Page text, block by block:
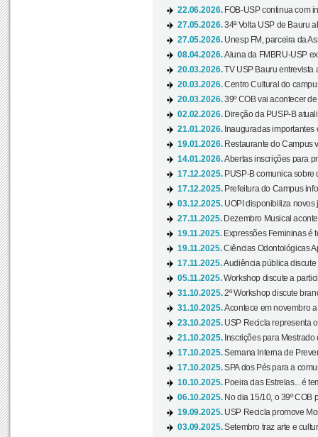
22.06.2026. FOB-USP continua com
27.05.2026.34ª Volta USP de Bauru
27.05.2026. Unesp FM, parceira da
08.04.2026.Aluna da FMBRU-USP
20.03.2026.TV USP Bauru entrevista
20.03.2026.Centro Cultural do
20.03.2026.39º COB vai acontecer
02.02.2026. Direção da PUSP-B
21.01.2026. Inauguradas
19.01.2026. Restaurante do Campus
14.01.2026.Abertas inscrições para
17.12.2025. PUSP-B comunica sobre
17.12.2025. Prefeitura do Campus
03.12.2025. UOPI disponibiliza novos
27.11.2025. Dezembro Musical
19.11.2025. Expressões Femininas é
19.11.2025.Ciências Odontológicas
17.11.2025.Audiência pública
05.11.2025.Workshop discute a
31.10.2025.2º Workshop discute
31.10.2025.Acontece em novembro
23.10.2025. USP Recicla representa
21.10.2025. Inscrições para
17.10.2025.Semana Interna de
17.10.2025.SPA dos Pés para a
10.10.2025. Poeira das Estrelas... é
06.10.2025. No dia 15/10, o 39º COB
19.09.2025. USP Recicla promove
03.09.2025.Setembro traz arte e